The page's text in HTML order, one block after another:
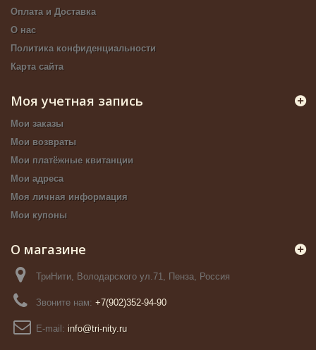
Оплата и Доставка
О нас
Политика конфиденциальности
Карта сайта
Моя учетная запись
Мои заказы
Мои возвраты
Мои платёжные квитанции
Мои адреса
Моя личная информация
Мои купоны
О магазине
ТриНити, Володарского ул.71, Пенза, Россия
Звоните нам: +7(902)352-94-90
E-mail: info@tri-nity.ru